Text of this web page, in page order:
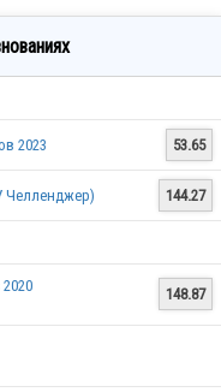
2023 53.65
Челленджер) 144.27
148.87